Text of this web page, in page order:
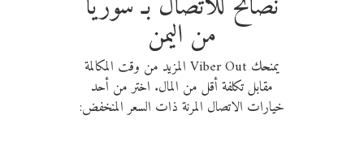
من اليمن
يمنحك Viber Out المزيد من وقت المكالمة
مقابل تكلفة أقل من المال. اختر من أحد
خيارات الاتصال المرنة ذات السعر المنخفض: